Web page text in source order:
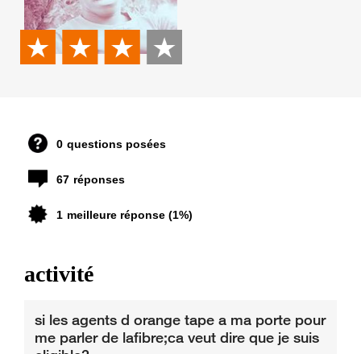
0 questions posées
67 réponses
1 meilleure réponse (1%)
activité
si les agents d orange tape a ma porte pour
me parler de lafibre;ca veut dire que je suis